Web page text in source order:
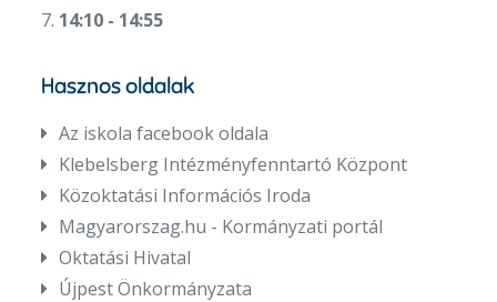
7. 14:10 - 14:55
Hasznos oldalak
Az iskola facebook oldala
Klebelsberg Intézményfenntartó Központ
Közoktatási Információs Iroda
Magyarorszag.hu - Kormányzati portál
Oktatási Hivatal
Újpest Önkormányzata